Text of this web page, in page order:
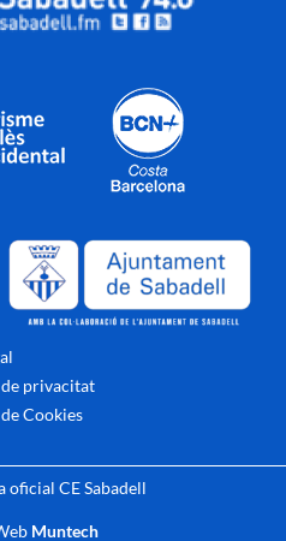
privacitat
Cookies
oficial CE Sabadell
Muntech